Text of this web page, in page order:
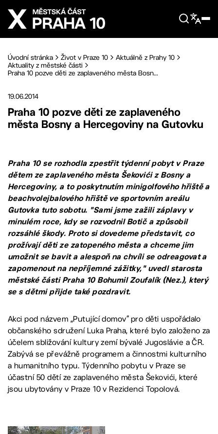
Přejít na hlavní obsah
Úvodní stránka Život v Praze 10
Aktuálně z Prahy 10
Aktuality z městské části
Praha 10 pozve děti ze zaplaveného města Bosn...
19.06.2014
Praha 10 pozve děti ze zaplaveného
města Bosny a Hercegoviny na Gutovku
Praha 10 se rozhodla zpestřit týdenní pobyt v Praze
dětem ze zaplaveného města Šekovići z Bosny a
Hercegoviny, a to poskytnutím minigolfového hřiště a
beachvolejbalového hřiště ve sportovním areálu
Gutovka tuto sobotu. "Sami jsme zažili záplavy v
minulém roce, kdy se rozvodnil Botič a způsobil
rozsáhlé škody. Proto si dovedeme představit, co
prožívají děti ze zatopeného města a chceme jim
umožnit se bavit a alespoň na chvíli se odreagovat a
zapomenout na nepříjemné zážitky," uvedl starosta
městské části Praha 10 Bohumil Zoufalík (Nez.), který
se s dětmi přijde také pozdravit.
Akci pod názvem „Putující domov“ pro děti uspořádalo
občanského sdružení Luka Praha, které bylo založeno za
účelem sbližování kultury zemí bývalé Jugoslávie a ČR.
Zabývá se převážně programem a činnostmi kulturního
a humanitního typu. Týdenního pobytu v Praze se
účastní 50 dětí ze zaplaveného města Šekovići, které
jsou ubytovány v Praze 10 v Rezidenci Topolová.